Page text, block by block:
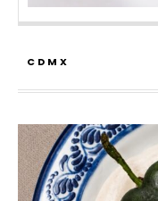
CDMX